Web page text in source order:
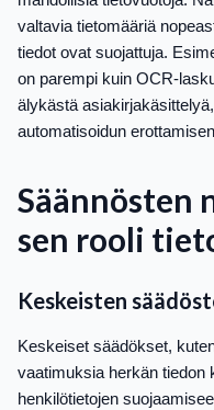
valtavia tietomääriä
tiedot ovat suojattuja.
on parempi kuin OCR-
älykästä
automatisoidun
Säännösten
sen rooli
Keskeisten
Keskeiset säädökset,
vaatimuksia herkän
henkilötietojen